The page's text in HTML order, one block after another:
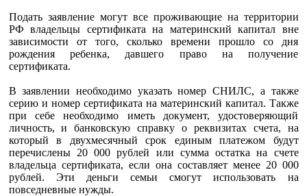
Подать заявление могут все проживающие на территории
РФ владельцы сертификата на материнский капитал вне
зависимости от того, сколько времени прошло со дня
рождения ребенка, давшего право на получение
сертификата.
В заявлении необходимо указать номер СНИЛС, а также
серию и номер сертификата на материнский капитал. Также
при себе необходимо иметь документ, удостоверяющий
личность, и банковскую справку о реквизитах счета, на
который в двухмесячный срок единым платежом будут
перечислены 20 000 рублей или сумма остатка на счете
владельца сертификата, если она составляет менее 20 000
рублей. Эти деньги семьи смогут использовать на
повседневные нужды.